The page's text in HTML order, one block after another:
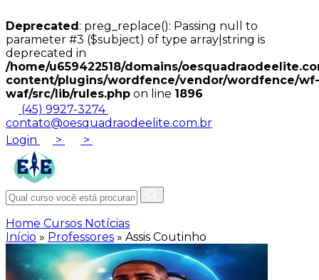
Deprecated: preg_replace(): Passing null to
parameter #3 ($subject) of type array|string is
deprecated in
/home/u659422518/domains/
content/plugins/wordfence/vendor/wordfence/wf-
waf/src/lib/rules.php on line 1896
(45) 9927-3274
contato@oesquadraodeelite.com.br
Login
> >
Home Cursos Notícias
Início » Professores » Assis Coutinho